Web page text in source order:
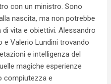
con un ministro. Sono
nascita, ma non potrebbe
vita e obiettivi. Alessandro
e Valerio Lundini trovando
e intelligenza del
magiche esperienze
compiutezza e